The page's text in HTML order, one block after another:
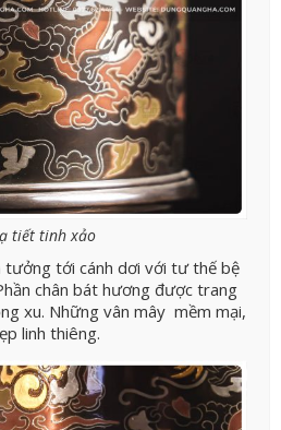
tiết tinh xảo
tưởng tới cánh dơi với tư thế bệ
chân bát hương được trang
xu. Những vân mây mềm mại,
linh thiêng.